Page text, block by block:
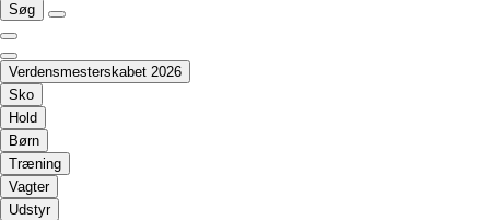
Søg
Verdensmesterskabet 2026
Sko
Hold
Børn
Træning
Vagter
Udstyr